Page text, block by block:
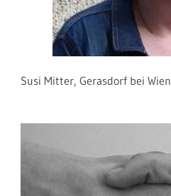
Susi Mitter, Gerasdorf bei Wien